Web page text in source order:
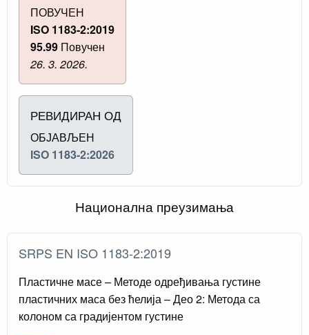
ПОВУЧЕН
ISO 1183-2:2019
95.99 Повучен
26. 3. 2026.
РЕВИДИРАН ОД
ОБЈАВЉЕН
ISO 1183-2:2026
Национална преузимања
SRPS EN ISO 1183-2:2019
Пластичне масе – Методе одређивања густине
пластичних маса без ћелија – Део 2: Метода са
колоном са градијентом густине